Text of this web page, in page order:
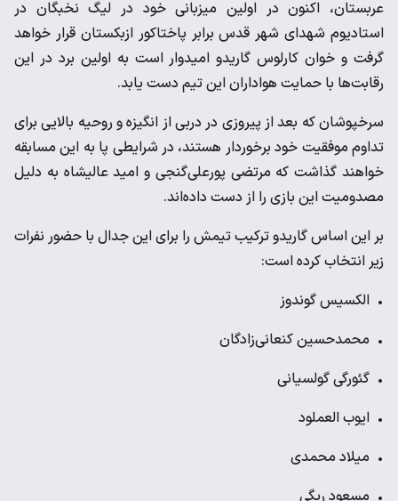
عربستان، اکنون در اولین میزبانی خود در لیگ نخبگان در
استادیوم شهدای شهر قدس برابر پاختاکور ازبکستان قرار خواهد
گرفت و خوان کارلوس گاریدو امیدوار است به اولین برد در این
رقابت‌ها با حمایت هواداران این تیم دست یابد.
سرخپوشان که بعد از پیروزی در دربی از انگیزه و روحیه بالایی برای
تداوم موفقیت خود برخوردار هستند، در شرایطی پا به این مسابقه
خواهند گذاشت که مرتضی پورعلی‌گنجی و امید عالیشاه به دلیل
مصدومیت این بازی را از دست داده‌اند.
بر این اساس گاریدو ترکیب تیمش را برای این جدال با حضور نفرات
زیر انتخاب کرده است:
• الکسیس گوندوز
• محمدحسین کنعانی‌زادگان
• گئورگی گولسیانی
• ایوب العملود
• میلاد محمدی
• مسعود ریگی